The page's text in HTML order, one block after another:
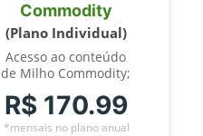
Commodity
(Plano Individual)
Acesso ao conteúdo
de Milho Commodity;
R$ 170.99
*mensais no plano anual